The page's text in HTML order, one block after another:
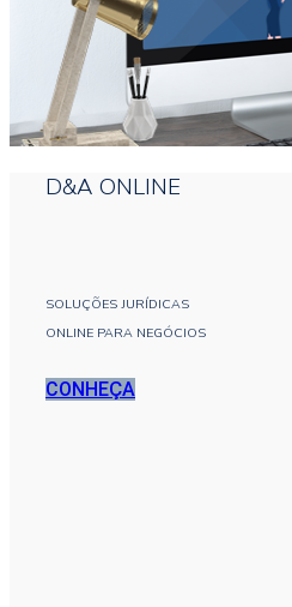
D&A ONLINE
SOLUÇÕES JURÍDICAS
ONLINE PARA NEGÓCIOS
CONHEÇA